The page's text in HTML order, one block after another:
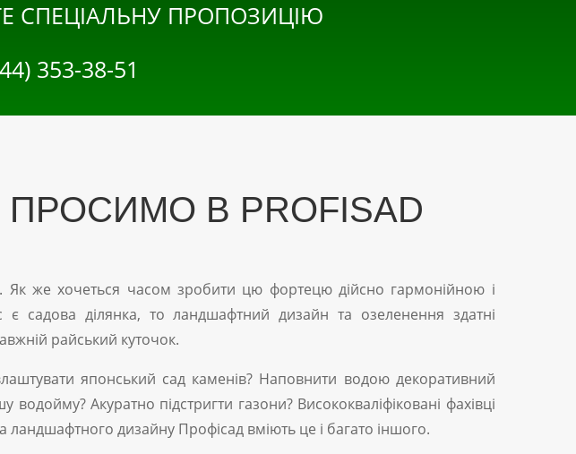
СПЕЦІАЛЬНУ ПРОПОЗИЦІЮ
353-38-51
В PROFISAD
Як же хочеться часом зробити цю фортецю дійсно гармонійною і
садова ділянка, то ландшафтний дизайн та озеленення здатні
райський куточок.
японський сад каменів? Наповнити водою декоративний
водойму? Акуратно підстригти газони? Висококваліфіковані фахівці
ландшафтного дизайну Профісад вміють це і багато іншого.